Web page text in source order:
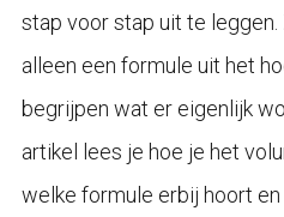
stap voor stap uit te
alleen een formule uit het
begrijpen wat er eigenlijk
artikel lees je hoe je het
welke formule erbij hoort